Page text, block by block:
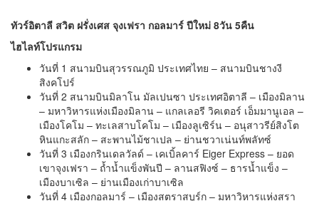
ทัวร์อิตาลี สวิต ฝรั่งเศส จุงเฟรา กอลมาร์ ปีใหม่ 8วัน 5คืน
ไฮไลท์โปรแกรม
วันที่ 1 สนามบินสุวรรณภูมิ ประเทศไทย – สนามบินชางงี
สิงคโปร์
วันที่ 2 สนามบินมิลาโน มัลเปนซา ประเทศอิตาลี – เมืองมิลาน
– มหาวิหารแห่งเมืองมิลาน – แกลเลอรี วิคเตอร์ เอ็มมานูเอล –
เมืองโคโม – ทะเลสาบโคโม – เมืองลูเซิร์น – อนุสาวรีย์สิงโต
หินแกะสลัก – สะพานไม้ชาเปล – ย่านชวาเน่นท์พลัทซ์
วันที่ 3 เมืองกรินเดลวัลด์ – เคเบิ้ลคาร์ Eiger Express – ยอด
เขาจุงเฟรา – ถ้ำน้ำแข็งพันปี – ลานสฟิงซ์ – ธารน้ำแข็ง –
เมืองบาเซิล – ย่านเมืองเก่าบาเซิล
วันที่ 4 เมืองกอลมาร์ – เมืองสตราสบูร์ก – มหาวิหารแห่งสรา